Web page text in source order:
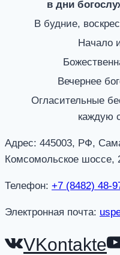
в дни
В будние,
Начало
Вечернее
Огласительные
каждую
Адрес: 445003, РФ,
Комсомольское шоссе,
Телефон: +7 (8482) 48-
Электронная почта:
VKontakte